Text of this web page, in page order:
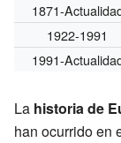
1871-
1922-1991
1991-
La historia de
han ocurrido en